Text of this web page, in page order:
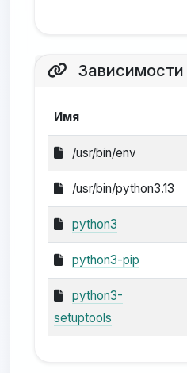
Зависимости
Имя
/usr/bin/env
/usr/bin/python3.13
python3
python3-pip
python3-
setuptools